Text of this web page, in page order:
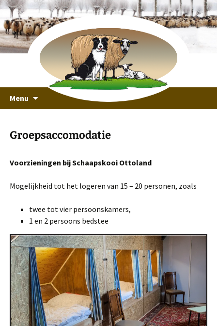
Schaapskooi Ottoland
recreeren in een unieke omgeving
Menu
Groepsaccomodatie
Voorzieningen bij Schaapskooi Ottoland
Mogelijkheid tot het logeren van 15 – 20 personen, zoals
twee tot vier persoonskamers,
1 en 2 persoons bedstee